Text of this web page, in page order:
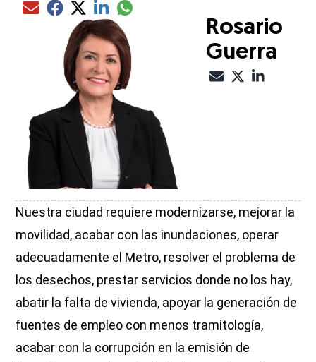
Compartir el artículo actual mediante Email
Compartir el artículo actual mediante Facebook
Compartir el artículo actual mediante Twitter
Compartir el artículo actual mediante LinkedIn
Compartir el artículo actual mediante
Rosario
Guerra
Nuestra ciudad requiere modernizarse, mejorar la
movilidad, acabar con las inundaciones, operar
adecuadamente el Metro, resolver el problema de
los desechos, prestar servicios donde no los hay,
abatir la falta de vivienda, apoyar la generación de
fuentes de empleo con menos tramitología,
acabar con la corrupción en la emisión de